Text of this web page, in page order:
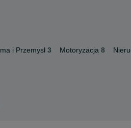
i Przemysł 3 Motoryzacja 8